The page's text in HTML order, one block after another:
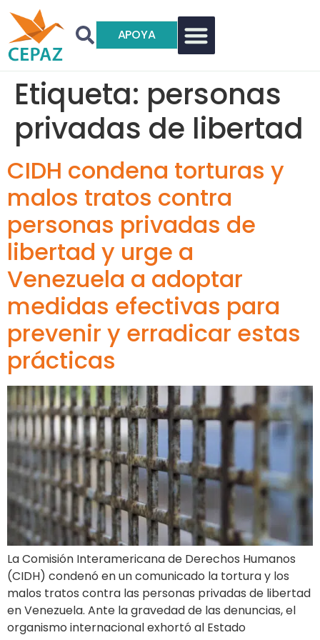
APOYA
Etiqueta: personas
privadas de libertad
CIDH condena torturas y
malos tratos contra
personas privadas de
libertad y urge a
Venezuela a adoptar
medidas efectivas para
prevenir y erradicar estas
prácticas
La Comisión Interamericana de Derechos Humanos
(CIDH) condenó en un comunicado la tortura y los
malos tratos contra las personas privadas de libertad
en Venezuela. Ante la gravedad de las denuncias, el
organismo internacional exhortó al Estado